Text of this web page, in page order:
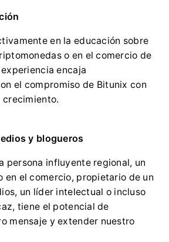
en la educación sobre
o en el comercio de
encaja
el compromiso de Bitunix con
crecimiento.
y blogueros
persona influyente regional, un
en el comercio, propietario de un
un líder intelectual o incluso
tiene el potencial de
mensaje y extender nuestro